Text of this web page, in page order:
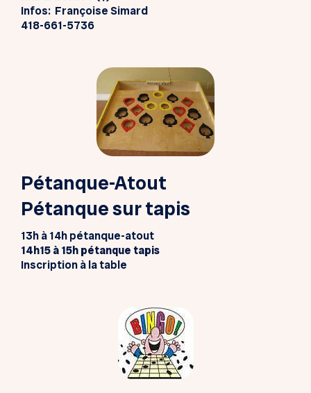
Infos: Françoise Simard
418-661-5736
Pétanque-Atout
Pétanque sur tapis
13h à 14h pétanque-atout
14h15 à 15h pétanque tapis
Inscription à la table